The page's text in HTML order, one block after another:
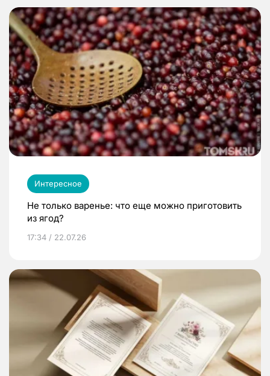
Интересное
Не только варенье: что еще можно приготовить
из ягод?
17:34 / 22.07.26